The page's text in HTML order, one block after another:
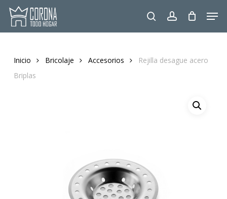
Skip
main
searchaccount
Inicio Bricolaje Accesorios
Rejilla desague acero
Briplas